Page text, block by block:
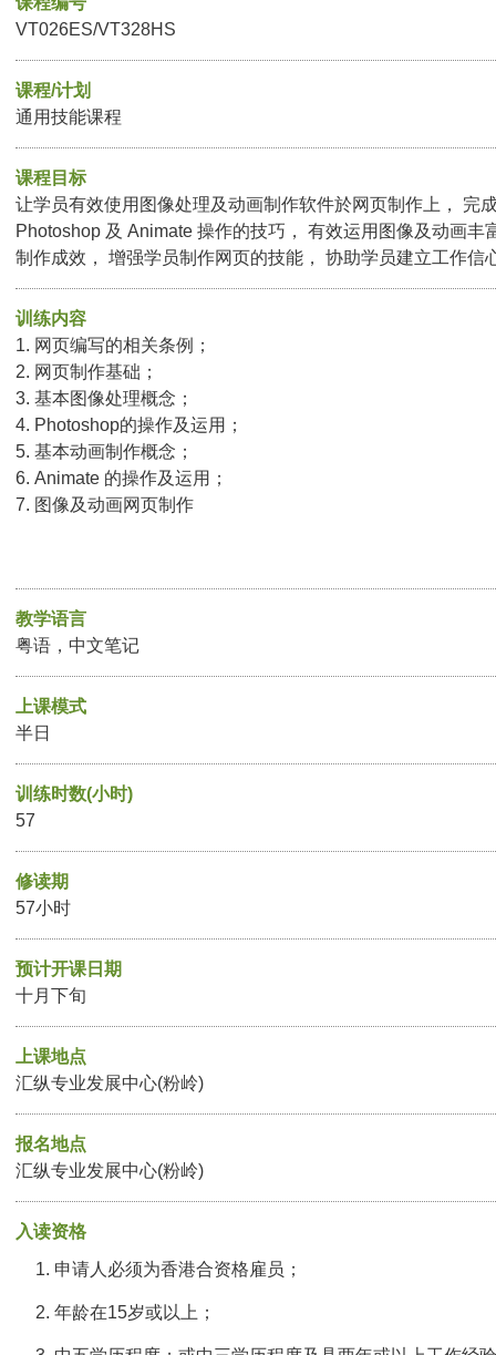
VT026ES/VT328HS
课程/计划
通用技能课程
课程目标
让学员有效使用图像处理及动画制作软件於网页制作上， 完
Photoshop 及 Animate 操作的技巧， 有效运用图像及动画丰
制作成效， 增强学员制作网页的技能， 协助学员建立工作信
训练内容
1. 网页编写的相关条例；
2. 网页制作基础；
3. 基本图像处理概念；
4. Photoshop的操作及运用；
5. 基本动画制作概念；
6. Animate 的操作及运用；
7. 图像及动画网页制作
教学语言
粤语，中文笔记
上课模式
半日
训练时数(小时)
57
修读期
57小时
预计开课日期
十月下旬
上课地点
汇纵专业发展中心(粉岭)
报名地点
汇纵专业发展中心(粉岭)
入读资格
申请人必须为香港合资格雇员；
年龄在15岁或以上；